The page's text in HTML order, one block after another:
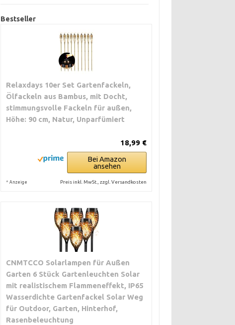
Bestseller
Relaxdays 10er Set Gartenfackeln,
Ölfackeln aus Bambus, mit Docht,
stimmungsvolle Fackeln für außen,
Höhe: 90 cm, Natur, Unparfümiert
18,99 €
Bei Amazon
ansehen
* Anzeige Preis inkl. MwSt., zzgl. Versandkosten
CNMTCCO Solarlampen für Außen
Garten 6 Stück Gartenleuchten Solar
mit realistischem Flammeneffekt, IP65
Wasserdichte Gartenfackel Solar Weg
für Outdoor, Garten, Hinterhof,
Rasenbeleuchtung